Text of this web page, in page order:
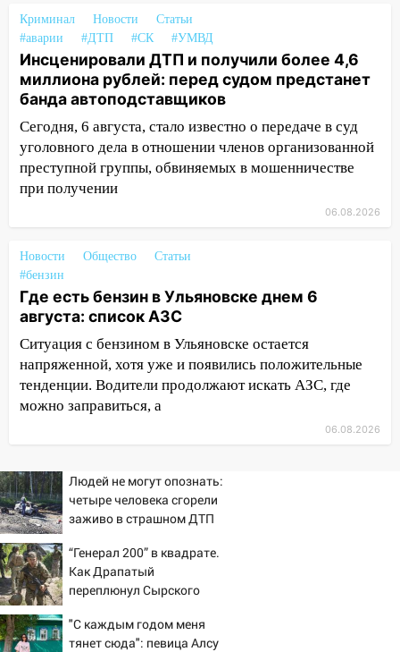
20:04
Ульяновцев приглашают на забег,
посвящённый Дню воздушного флота
России
19:12 В Ульяновской области
руководителя частной компании
наказали за сокрытие прошлого своего
сотрудник
18:02 В Ульяновск едут звезды
баскетбола!
оставил в силе приговор руководству
«УльяновскФармации» за махинации на
3,2 млн рублей
16:09 Ветераны легкой атлетики из
Ульяновска успешно выступили на
Чемпионате России
16:02 В Ульяновской области убрали
более 28% площадей зерновых и
15:51
Ульяновской области завели дело на
агрессивную женщину
15:47
курьера: крупная авария в Ульяновске
15:15
Проводил до квартиры и ограбил:
новый кавалер женщины оказался
рецидивистом
Криминал Новости
Статьи
#аварии
#ДТП #СК #УМВД
Инсценировали ДТП и получили более 4,6
миллиона рублей: перед судом предстанет
банда автоподставщиков
Сегодня, 6 августа, стало известно о передаче в суд
уголовного дела в отношении членов организованной
преступной группы, обвиняемых в мошенничестве
при получении
06.08.2026
Новости Общество
Статьи
#бензин
Где есть бензин в Ульяновске днем 6
августа: список АЗС
Ситуация с бензином в Ульяновске остается
напряженной, хотя уже и появились положительные
тенденции. Водители продолжают искать АЗС, где
можно заправиться, а
06.08.2026
Людей не могут опознать:
четыре человека сгорели
заживо в страшном ДТП
Новости
“Генерал 200” в квадрате.
Как Драпатый
переплюнул Сырского
"С каждым годом меня
тянет сюда": певица Алсу